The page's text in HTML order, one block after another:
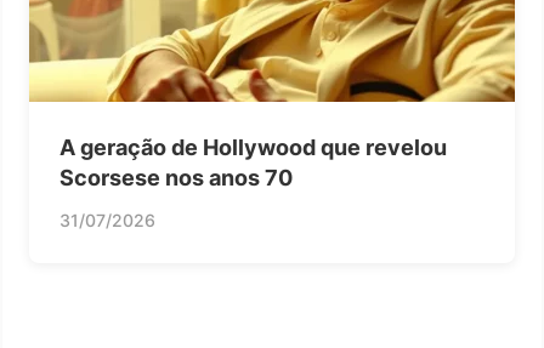
A geração de Hollywood que revelou
Scorsese nos anos 70
31/07/2026